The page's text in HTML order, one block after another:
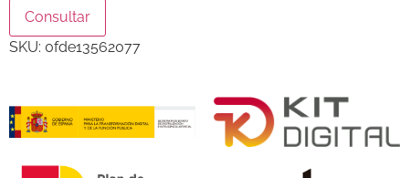
Consultar
SKU: 0fde13562077